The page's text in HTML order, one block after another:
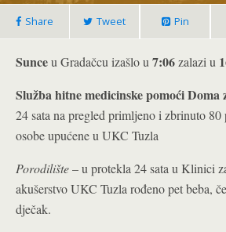
Share Tweet Pin
Sunceu Gradačcu izašlo u 7:06zalazi u
Služba hitne medicinske pomoći Doma
24 sata na pregled primljeno i zbrinuto 80
osobe upućene u UKC Tuzla
Porodilište– u protekla 24 sata u Klinici
akušerstvo UKC Tuzla rođeno pet beba,
dječak.